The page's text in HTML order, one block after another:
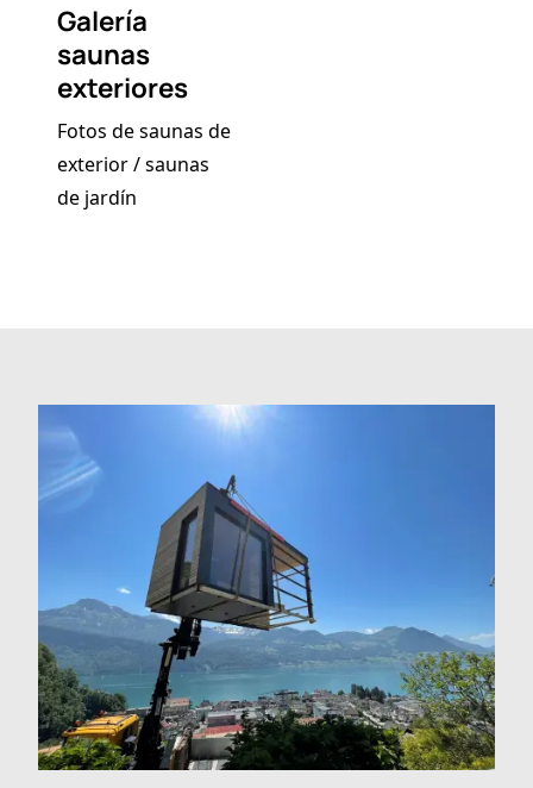
Galería
saunas
exteriores
Fotos de saunas de
exterior / saunas
de jardín